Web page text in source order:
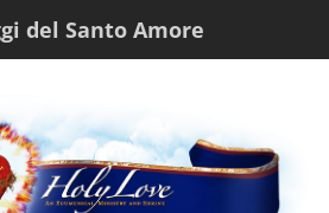
del Santo Amore